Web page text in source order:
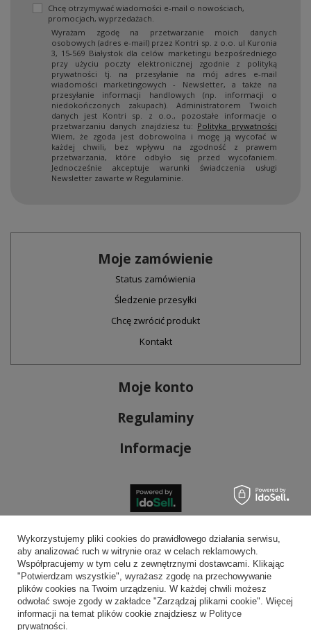
Chcę otrzymywać wiadomości e-mail o nowościach,
promocjach, wyprzedażach.
Wyrażam zgodę na przetwarzanie moich danych
osobowych (adres e-mail) przez Kontri sp. z o.o. ul Kuronia
3, 15-569 Białystok dla celów marketingu bezpośredniego
przy użyciu poczty elektronicznej zgodnie z polityką
prywatności tj. na przesyłanie na mój adres e-mail
wiadomości marketingowych - Newsletter, a także na
przesyłanie informacji handlowych (np. informacji o
niedokończonych zakupach). Administratorem Twoich
danych jest Kontri sp. z o.o., pozostałe informacje o
przetwarzaniu danych znajdziesz tu: Polityka prywatności
Wiem, że zgoda jest dobrowolna i mogę ją wycofać w
każdej chwili, bez wpływu na zgodność z prawem
przetwarzania, które odbyło się przed wycofaniem.
Jednocześnie akceptuje warunki świadczenia usługi
Newsletter zawarte w Regulaminie.
Moje zamówienie
Status zamówienia
Śledzenie przesyłki
Chcę zwrócić produkt
Kontakt
Moje konto
Regulaminy
Informacje
Bezpieczne płatności
Wygodna dostawa
Wykorzystujemy pliki cookies do prawidłowego działania serwisu,
aby analizować ruch w witrynie oraz w celach reklamowych.
Współpracujemy w tym celu z zewnętrznymi dostawcami. Klikając
"Potwierdzam wszystkie", wyrażasz zgodę na przechowywanie
plików cookies na Twoim urządzeniu. W każdej chwili możesz
odwołać swoje zgody w zakładce "Zarządzaj plikami cookie". Więcej
informacji na temat plików cookie znajdziesz w Polityce
prywatności.